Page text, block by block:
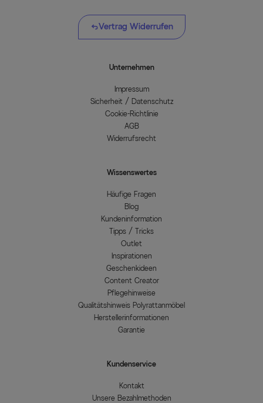
Vertrag Widerrufen
Unternehmen
Impressum
Sicherheit / Datenschutz
Cookie-Richtlinie
AGB
Widerrufsrecht
Wissenswertes
Häufige Fragen
Blog
Kundeninformation
Tipps / Tricks
Outlet
Inspirationen
Geschenkideen
Content Creator
Pflegehinweise
Qualitätshinweis Polyrattanmöbel
Herstellerinformationen
Garantie
Kundenservice
Kontakt
Unsere Bezahlmethoden